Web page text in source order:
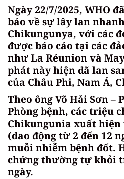
Ngày 22/7/2025, WHO
báo về sự lây lan
Chikungunya, với các
được báo cáo tại các
như La Réunion và
phát này hiện đã lan
của Châu Phi, Nam Á,
Theo ông Võ Hải Sơn –
Phòng bệnh, các triệu
Chikungunia xuất hiện
(dao động từ 2 đến 12
muỗi nhiễm bệnh đốt.
chứng thường tự khỏi
ngày.